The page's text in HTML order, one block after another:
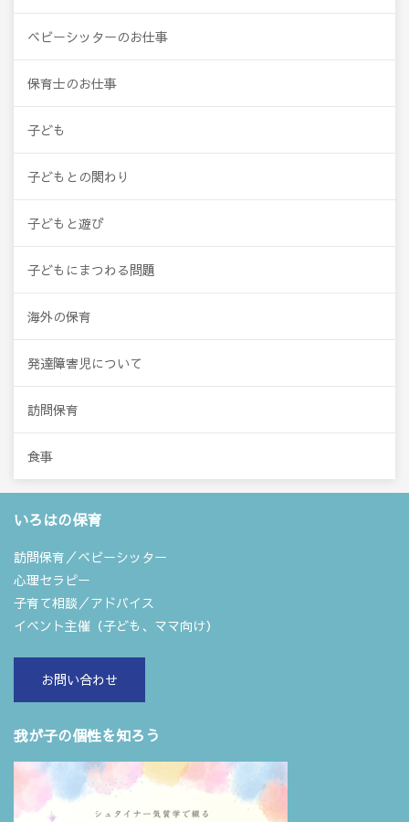
ベビーシッターのお仕事
保育士のお仕事
子ども
子どもとの関わり
子どもと遊び
子どもにまつわる問題
海外の保育
発達障害児について
訪問保育
食事
いろはの保育
訪問保育／ベビーシッター
心理セラピー
子育て相談／アドバイス
イベント主催（子ども、ママ向け）
お問い合わせ
我が子の個性を知ろう